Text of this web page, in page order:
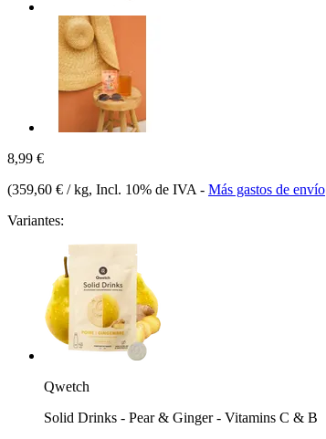
8,99 €
(359,60 € / kg, Incl. 10% de IVA - Más gastos de envío
Variantes:
Qwetch
Solid Drinks - Pear & Ginger - Vitamins C & B